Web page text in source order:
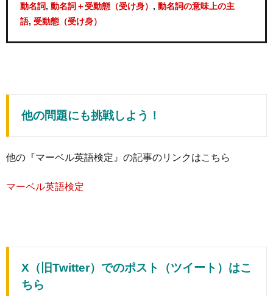
動名詞 , 動名詞＋受動態（受け身） , 動名詞の意味上の主
語, 受動態（受け身）
他の問題にも挑戦しよう！
他の『マーベル英語検定』の記事のリンクはこちら
マーベル英語検定
X（旧Twitter）でのポスト（ツイート）はこ
ちら